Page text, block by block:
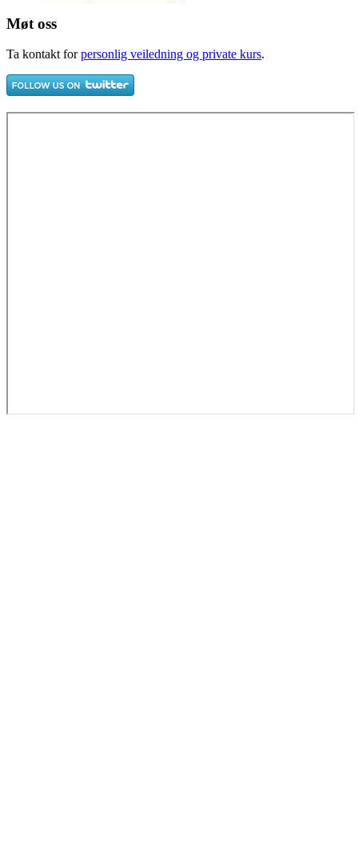
Møt oss
Ta kontakt forpersonlig veiledning og private kurs.